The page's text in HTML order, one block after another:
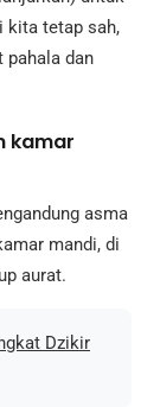
kita tetap sah,
pahala dan
kamar
asma
mandi, di
aurat.
Dzikir